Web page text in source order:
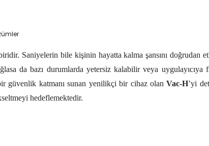
Saniyelerin bile kişinin hayatta kalma şansını
da bazı durumlarda yetersiz kalabilir veya uygulayıcıya
güvenlik katmanı sunan yenilikçi bir cihaz olanVac-H’yi
hedeflemektedir.